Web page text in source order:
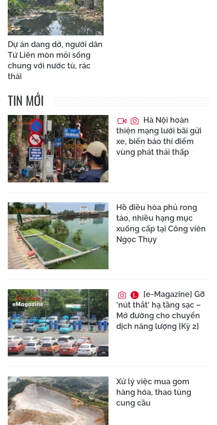
Dự án dang dở, người dân
Tứ Liên mòn mỏi sống
chung với nước tù, rác
thải
TIN MỚI
Hà Nội hoàn
thiện mạng lưới bãi gửi
xe, biển báo thí điểm
vùng phát thải thấp
Hồ điều hòa phủ rong
tảo, nhiều hạng mục
xuống cấp tại Công viên
Ngọc Thụy
[e-Magazine] Gỡ
'nút thắt' hạ tầng sạc –
Mở đường cho chuyển
dịch năng lượng [Kỳ 2]
Xử lý việc mua gom
hàng hóa, thao túng
cung cầu